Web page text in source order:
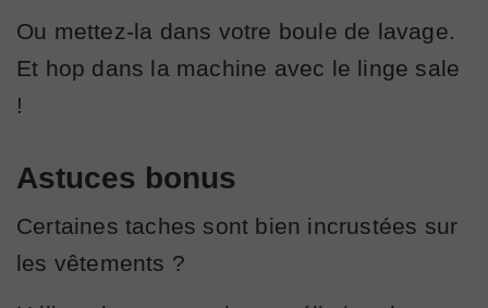
Ou mettez-la dans votre boule de lavage.
Et hop dans la machine avec le linge sale
!
Astuces bonus
Certaines taches sont bien incrustées sur
les vêtements ?